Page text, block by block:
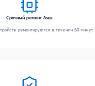
Срочный ремонт Asus
ремонтируются в течении 60 минут.